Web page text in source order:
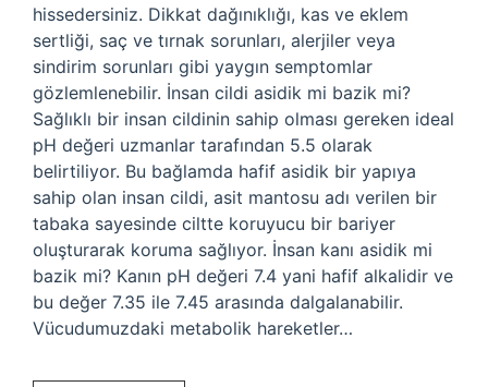
hissedersiniz. Dikkat dağınıklığı, kas ve eklem
sertliği, saç ve tırnak sorunları, alerjiler veya
sindirim sorunları gibi yaygın semptomlar
gözlemlenebilir. İnsan cildi asidik mi bazik mi?
Sağlıklı bir insan cildinin sahip olması gereken ideal
pH değeri uzmanlar tarafından 5.5 olarak
belirtiliyor. Bu bağlamda hafif asidik bir yapıya
sahip olan insan cildi, asit mantosu adı verilen bir
tabaka sayesinde ciltte koruyucu bir bariyer
oluşturarak koruma sağlıyor. İnsan kanı asidik mi
bazik mi? Kanın pH değeri 7.4 yani hafif alkalidir ve
bu değer 7.35 ile 7.45 arasında dalgalanabilir.
Vücudumuzdaki metabolik hareketler…